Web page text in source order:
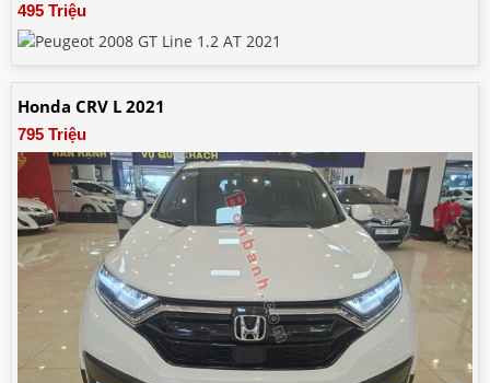
495 Triệu
Honda CRV L 2021
795 Triệu